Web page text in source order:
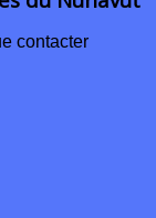
contacter